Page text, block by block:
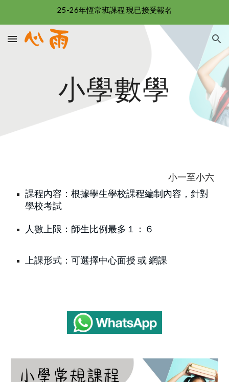
25-26年恆常班課程 現已接受報名
小學數學
小一至小六
課程內容：根據學生學校課程編制內容，針對
學校考試
人數上限：師生比例最多１：６
上課形式：可選擇中心面授 或 網課